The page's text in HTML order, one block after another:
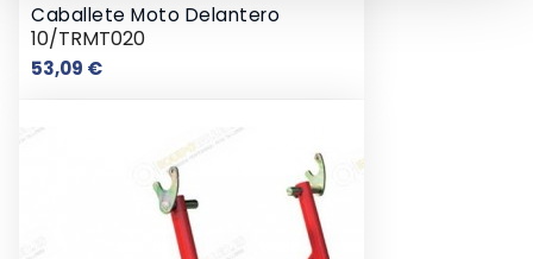
Caballete Moto Delantero
10/TRMT020
53,09 €Precio